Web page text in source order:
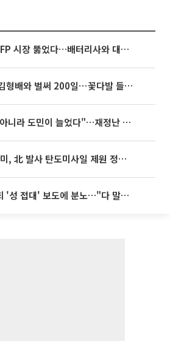
포스코퓨처엠, LFP 시장 뚫었다…배터리사와 대규모 장기 공급 합의
아옳이, 한의사 김형배와 벌써 200일⋯꽃다발 들고 "프러포즈 아냐"
추미애 "복지가 아니라 도민이 늘었다"…재정난 책임론 정면돌파
발사 탄도미사일 제원 정밀분석 중"
박문성, 축구협회 '성 접대' 보도에 분노…"다 말아먹으려고 작정했나"